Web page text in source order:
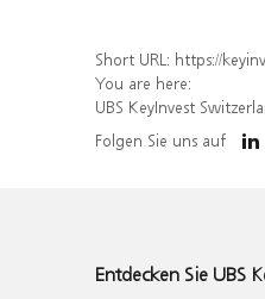
Short URL: https://keyinvest-
You are here:
UBS KeyInvest
Folgen Sie uns auf
Entdecken Sie UBS